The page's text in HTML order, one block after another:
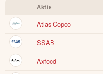
Aktie
Atlas Copco
SSAB
Axfood